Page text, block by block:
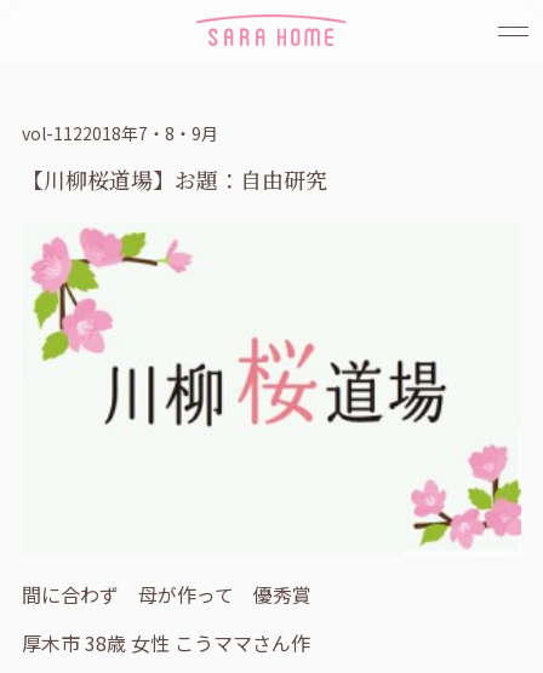
vol-1122018年7・8・9月
【川柳桜道場】お題：自由研究
間に合わず 母が作って 優秀賞
厚木市 38歳 女性 こうママさん作